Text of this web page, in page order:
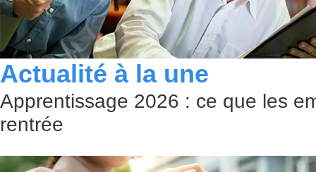
Actualité à la une
Apprentissage 2026 : ce que les
rentrée